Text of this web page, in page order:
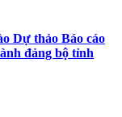
Dự thảo Báo cáo
đảng bộ tỉnh